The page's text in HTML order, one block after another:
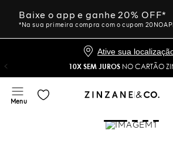
Baixe o app e ganhe 20% OFF*
*Na sua primeira compra com o cupom
Ative sua
10X SEM JUROS NO CARTÃO